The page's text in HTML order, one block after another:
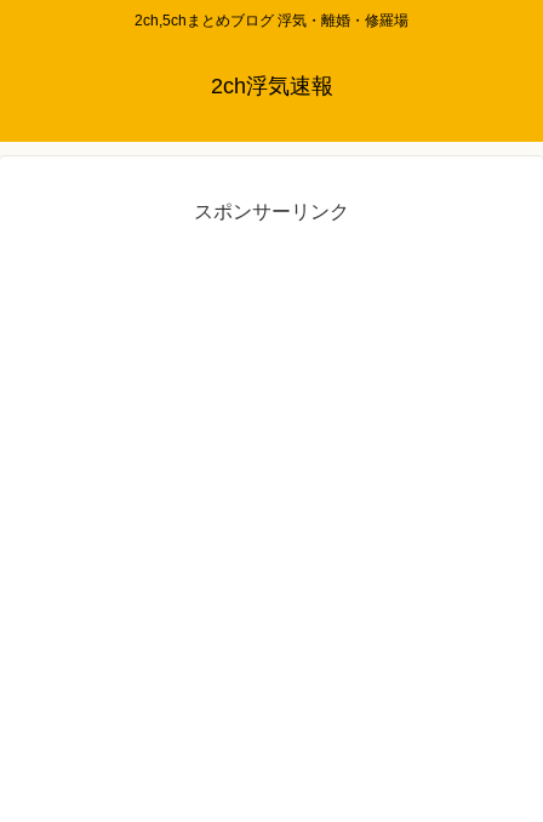
2ch,5chまとめブログ 浮気・離婚・修羅場
2ch浮気速報
スポンサーリンク